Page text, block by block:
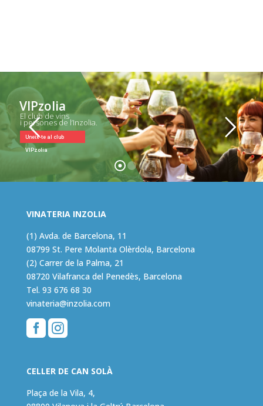
VIPzolia
Uneix-te al club
VIPzolia
El club de vins
i persones de l’Inzolia.
VINATERIA INZOLIA
(1) Avda. de Barcelona, 11
08799 St. Pere Molanta Olèrdola, Barcelona
(2) Carrer de la Palma, 21
08720 Vilafranca del Penedès, Barcelona
Tel. 93 676 68 30
vinateria@inzolia.com

CELLER DE CAN SOLÀ
Plaça de la Vila, 4,